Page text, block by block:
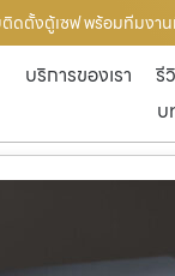
ติดตั้งตู้เซฟ พร้อมทีมงา
บริการของเรา รี
บ